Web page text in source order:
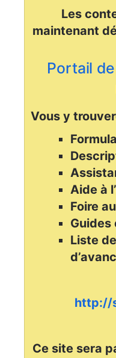
Les
maintenant
Portail
Vous y
Aide à
Foire
Liste
http://
Ce site sera